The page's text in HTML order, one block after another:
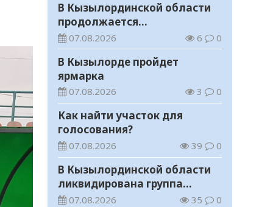
В Кызылординской области
продолжается
экологическая акция «Таза
Қазақстан»
07.08.2026 6 0
В Кызылорде пройдет
ярмарка
07.08.2026 3 0
Как найти участок для
голосования?
07.08.2026 39 0
В Кызылординской области
ликвидирована группа
нелегальных добытчиков
07.08.2026 35 0